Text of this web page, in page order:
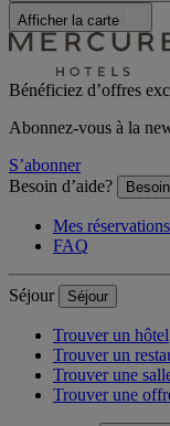
Afficher la carte
Bénéficiez d’offres
Abonnez-vous à la
S’abonner
Besoin d’aide?
Mes réservations
FAQ
Séjour Séjour
Trouver un hôtel
Trouver un
Trouver une
Trouver une